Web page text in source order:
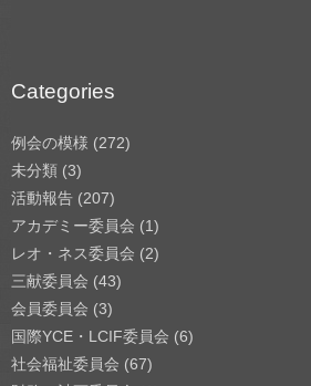
Categories
例会の模様 (272)
未分類 (3)
活動報告 (207)
アカデミー委員会 (1)
レオ・ネス委員会 (2)
三献委員会 (43)
会員委員会 (3)
国際YCE・LCIF委員会 (6)
社会福祉委員会 (67)